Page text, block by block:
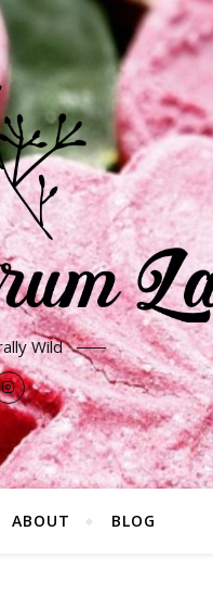
Wild
ABOUT BLOG